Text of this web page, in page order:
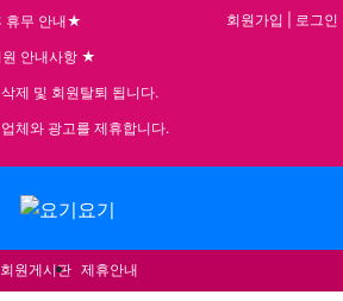
휴무 안내★
안내사항 ★
제 및 회원탈퇴 됩니다.
체와 광고를 제휴합니다.
회원가입 로그인
회원게시판 제휴안내